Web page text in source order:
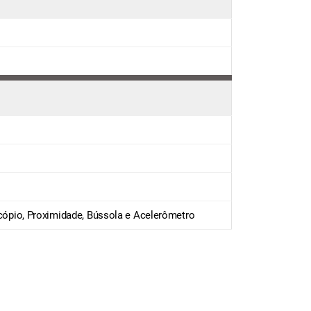
Proximidade, Bússola e Acelerômetro